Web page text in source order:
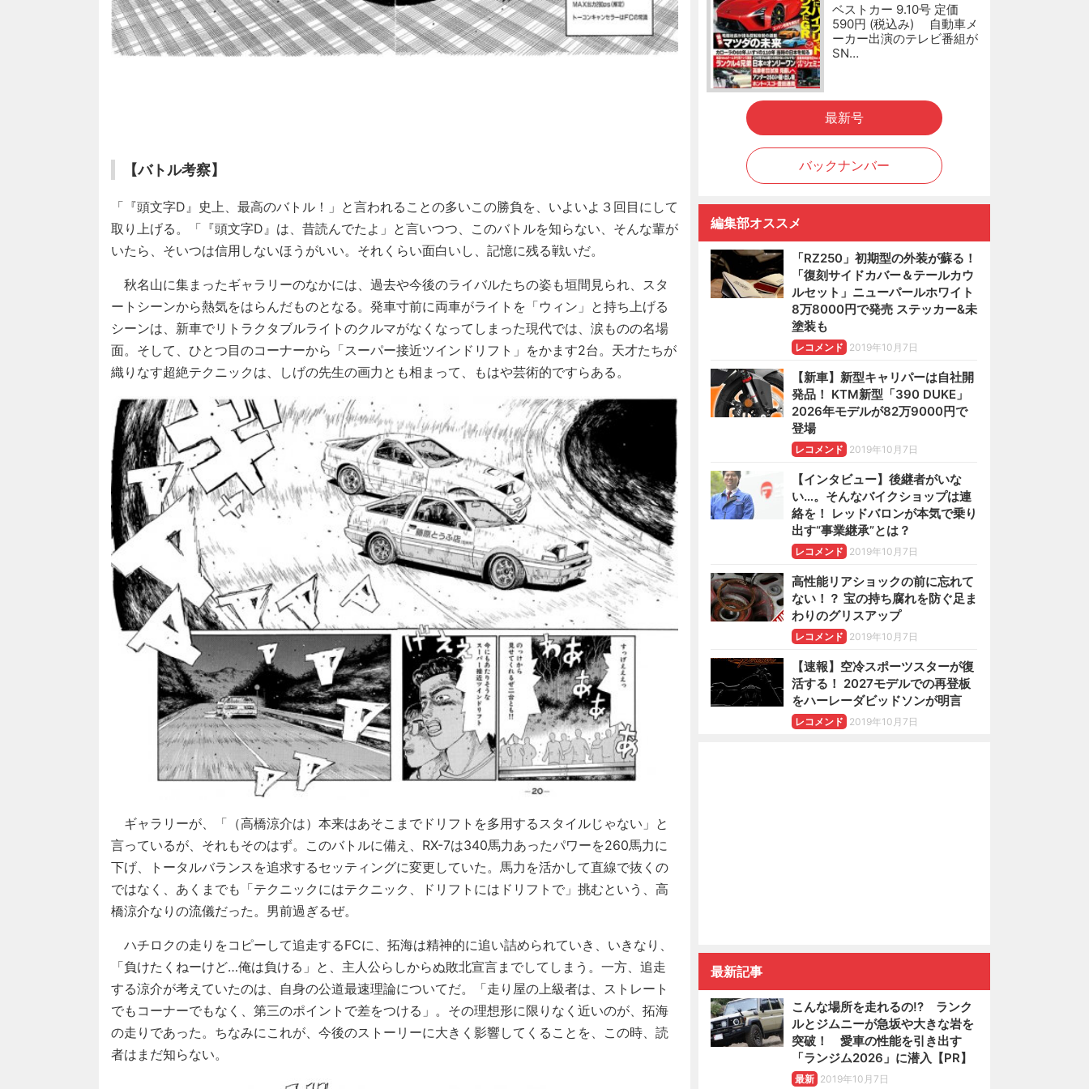
【バトル考察】
「『頭文字D』史上、最高のバトル！」と言われることの多いこの勝負を、いよいよ３回目にして
取り上げる。「『頭文字D』は、昔読んでたよ」と言いつつ、このバトルを知らない、そんな輩が
いたら、そいつは信用しないほうがいい。それくらい面白いし、記憶に残る戦いだ。
秋名山に集まったギャラリーのなかには、過去や今後のライバルたちの姿も垣間見られ、スタ
ートシーンから熱気をはらんだものとなる。発車寸前に両車がライトを「ウィン」と持ち上げる
シーンは、新車でリトラクタブルライトのクルマがなくなってしまった現代では、涙ものの名場
面。そして、ひとつ目のコーナーから「スーパー接近ツインドリフト」をかます2台。天才たちが
織りなす超絶テクニックは、しげの先生の画力とも相まって、もはや芸術的ですらある。
ギャラリーが、「（高橋涼介は）本来はあそこまでドリフトを多用するスタイルじゃない」と
言っているが、それもそのはず。このバトルに備え、RX-7は340馬力あったパワーを260馬力に
下げ、トータルバランスを追求するセッティングに変更していた。馬力を活かして直線で抜くの
ではなく、あくまでも「テクニックにはテクニック、ドリフトにはドリフトで」挑むという、高
橋涼介なりの流儀だった。男前過ぎるぜ。
ハチロクの走りをコピーして追走するFCに、拓海は精神的に追い詰められていき、いきなり、
「負けたくねーけど…俺は負ける」と、主人公らしからぬ敗北宣言までしてしまう。一方、追走
する涼介が考えていたのは、自身の公道最速理論についてだ。「走り屋の上級者は、ストレート
でもコーナーでもなく、第三のポイントで差をつける」。その理想形に限りなく近いのが、拓海
の走りであった。ちなみにこれが、今後のストーリーに大きく影響してくることを、この時、読
者はまだ知らない。
ベストカー 9.10号 定価
590円 (税込み) 自動車メ
ーカー出演のテレビ番組が
SN…
最新号
バックナンバー
編集部オススメ
「RZ250」初期型の外装が蘇る！
「復刻サイドカバー＆テールカウ
ルセット」ニューパールホワイト
8万8000円で発売 ステッカー&未
塗装も
レコメンド 2019年10月7日
【新車】新型キャリパーは自社開
発品！ KTM新型「390 DUKE」
2026年モデルが82万9000円で
登場
レコメンド 2019年10月7日
【インタビュー】後継者がいな
い…。そんなバイクショップは連
絡を！ レッドバロンが本気で乗り
出す“事業継承”とは？
レコメンド 2019年10月7日
高性能リアショックの前に忘れて
ない！？ 宝の持ち腐れを防ぐ足ま
わりのグリスアップ
レコメンド 2019年10月7日
【速報】空冷スポーツスターが復
活する！ 2027モデルでの再登板
をハーレーダビッドソンが明言
レコメンド 2019年10月7日
最新記事
こんな場所を走れるの!? ランク
ルとジムニーが急坂や大きな岩を
突破！ 愛車の性能を引き出す
「ランジム2026」に潜入【PR】
最新 2019年10月7日